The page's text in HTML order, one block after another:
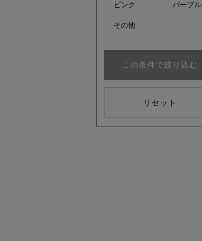
ピンク パープル
その他
この条件で絞り込む
リセット